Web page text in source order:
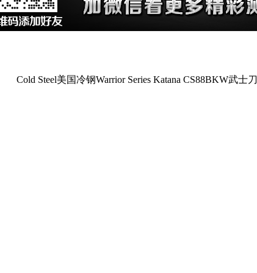
Cold Steel美国冷钢Warrior Series Katana CS88BKW武士刀